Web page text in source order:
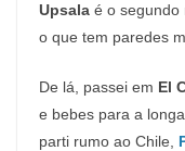
Upsala é o segundo
o que tem paredes
De lá, passei em El
e bebes para a
parti rumo ao Chile,